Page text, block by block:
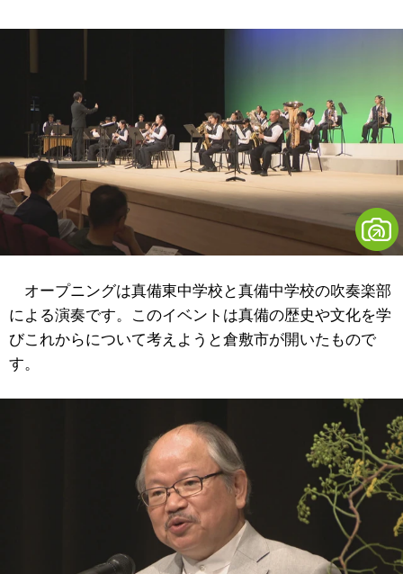
オープニングは真備東中学校と真備中学校の吹奏楽部
による演奏です。このイベントは真備の歴史や文化を学
びこれからについて考えようと倉敷市が開いたもので
す。